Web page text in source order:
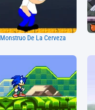
Monstruo De La Cerveza